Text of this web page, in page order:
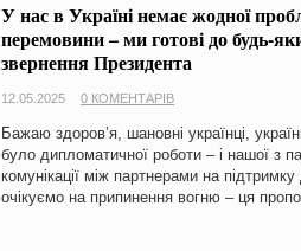
У нас в Україні немає жодної
перемовини – ми готові до будь-
звернення Президента
12.05.2025 0 КОМЕНТАРІВ
Бажаю здоров’я, шановні українці,
було дипломатичної роботи – і нашої з
комунікації між партнерами на
очікуємо на припинення вогню – ця